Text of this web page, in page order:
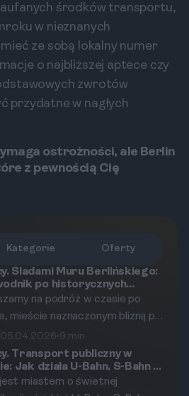
środków transportu,
w nieznanych
ze sobą lokalny numer
o najbliższej aptece czy
zwrotów
przydatne w nagłych
ostrożności, ale Berlin
z pewnością Cię
Kategorie Oferty
Śladami Muru Berlińskiego:
po historycznych
i pamiątkach.
na podróż w czasie po
mieście naznaczonym blizną po
który przez 28 lat dzielił nie
ale i cały świat. Odkryj z
miejsca pamięci,
historie i ukryte ślady tej
05.04.2026•9 min
Transport publiczny w
Jak działa U-Bahn, S-Bahn i
strefa AB?
miastem o świetnej